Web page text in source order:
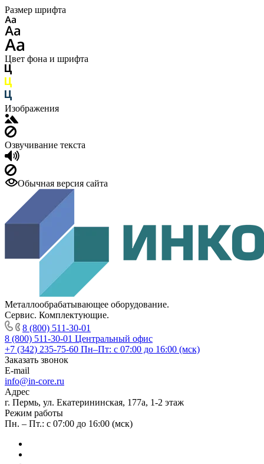
Размер шрифта
Цвет фона и шрифта
Изображения
Озвучивание текста
Обычная версия сайта
Металлообрабатывающее оборудование.
Сервис. Комплектующие.
8 (800) 511-30-01
8 (800) 511-30-01 Центральный офис
+7 (342) 235-75-60 Пн–Пт: с 07:00 до 16:00 (мск)
Заказать звонок
E-mail
info@in-core.ru
Адрес
г. Пермь, ул. ​Екатерининская, 177а, ​1-2 этаж
Режим работы
Пн. – Пт.: с 07:00 до 16:00 (мск)